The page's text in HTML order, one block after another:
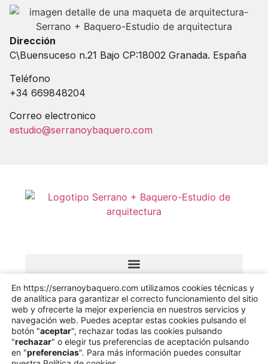
Dirección
C\Buensuceso n.21 Bajo CP:18002 Granada. España
Teléfono
+34 669848204
Correo electronico
estudio@serranoybaquero.com
Copyright © 2025 Serrano
WitCreativo
Política de Privacidad Aviso Legal Accesibilidad
En https://serranoybaquero.com utilizamos cookies técnicas y
de analítica para garantizar el correcto funcionamiento del sitio
web y ofrecerte la mejor experiencia en nuestros servicios y
navegación web. Puedes aceptar estas cookies pulsando el
botón "aceptar", rechazar todas las cookies pulsando
"rechazar" o elegir tus preferencias de aceptación pulsando
en "preferencias". Para más información puedes consultar